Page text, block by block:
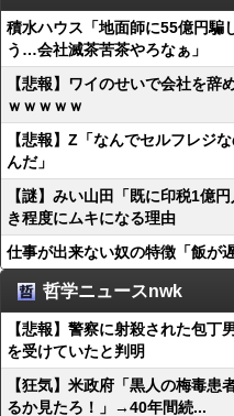
積水ハウス「地面師に55億円
う…会社滅茶苦茶やろなぁ」
【悲報】ワイのせいで会社を
ｗｗｗｗｗ
【悲報】Z「なんでセルフレジ
んだ」
【謎】みい山田「既に印税1億
き程度にムキになる理由
仕事が出来ない奴の特徴「飯が
哲学ニュースnwk
【悲報】警察に射殺された包丁
を受けていたと判明
【狂気】米政府「黒人の梅毒
るか見たろ！」→40年間続...